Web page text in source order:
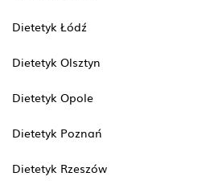
Dietetyk Łódź
Dietetyk Olsztyn
Dietetyk Opole
Dietetyk Poznań
Dietetyk Rzeszów